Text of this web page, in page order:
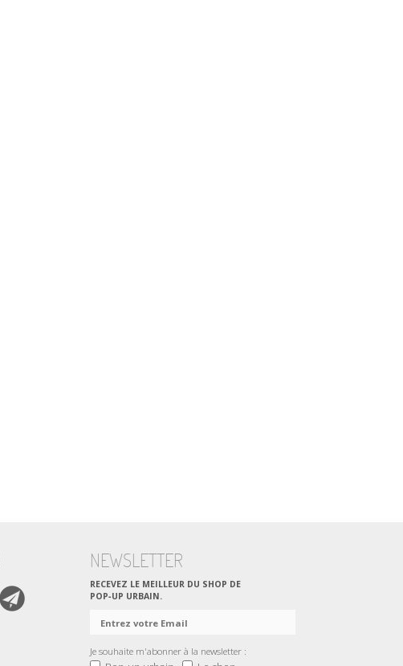
NEWSLETTER
RECEVEZ LE MEILLEUR DU SHOP DE
POP‑UP URBAIN.
Je souhaite m'abonner à la newsletter :